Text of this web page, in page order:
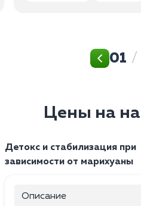
01 /
Цены на
Детокс и стабилизация при
зависимости от марихуаны
Описание